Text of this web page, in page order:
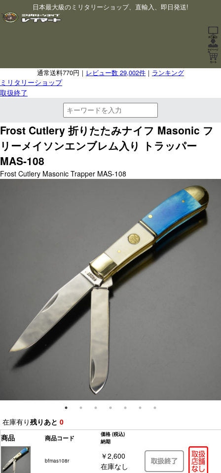
日本最大級のミリタリーショップ、直輸入、即日発送!
通常送料770円｜ レビュー数 29,002件 ｜ ランキング
ミリタリーショップ
取扱終了
Frost Cutlery 折りたたみナイフ Masonic フ
リーメイソンエンブレム入り トラッパー
MAS-108
Frost Cutlery Masonic Trapper MAS-108
在庫有り残りあと 0
商品
商品コード 価格 (税込)
納期
bfmas108r
￥2,600
在庫なし